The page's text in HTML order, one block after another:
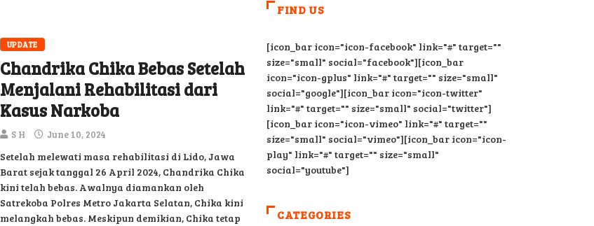
UPDATE
Chandrika Chika Bebas Setelah
Menjalani Rehabilitasi dari
Kasus Narkoba
S H June 10, 2024
Setelah melewati masa rehabilitasi di Lido, Jawa
Barat sejak tanggal 26 April 2024, Chandrika Chika
kini telah bebas. Awalnya diamankan oleh
Satrekoba Polres Metro Jakarta Selatan, Chika kini
melangkah bebas. Meskipun demikian, Chika tetap
FIND US
[icon_bar icon="icon-facebook" link="#" target=""
size="small" social="facebook"][icon_bar
icon="icon-gplus" link="#" target="" size="small"
social="google"][icon_bar icon="icon-twitter"
link="#" target="" size="small" social="twitter"]
[icon_bar icon="icon-vimeo" link="#" target=""
size="small" social="vimeo"][icon_bar icon="icon-
play" link="#" target="" size="small"
social="youtube"]
CATEGORIES